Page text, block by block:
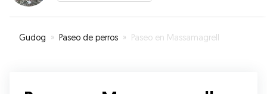
Gudog » Paseo de perros » Paseo en Massamagrell